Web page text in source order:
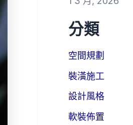
分類
空間規劃
裝潢施工
設計風格
軟裝佈置